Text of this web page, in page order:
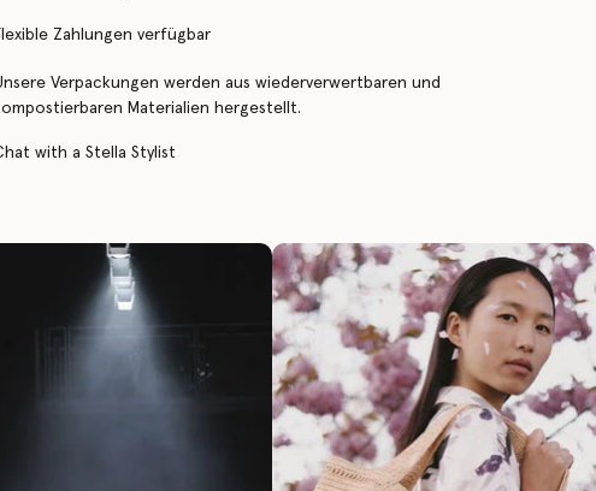
Zahlungen verfügbar
Verpackungen werden aus wiederverwertbaren und
Materialien hergestellt.
with a Stella Stylist